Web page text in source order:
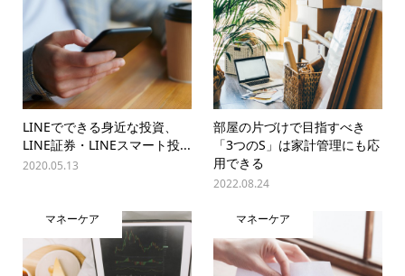
LINEでできる身近な投資、
LINE証券・LINEスマート投...
2020.05.13
部屋の片づけで目指すべき
「3つのS」は家計管理にも応
用できる
2022.08.24
マネーケア マネーケア